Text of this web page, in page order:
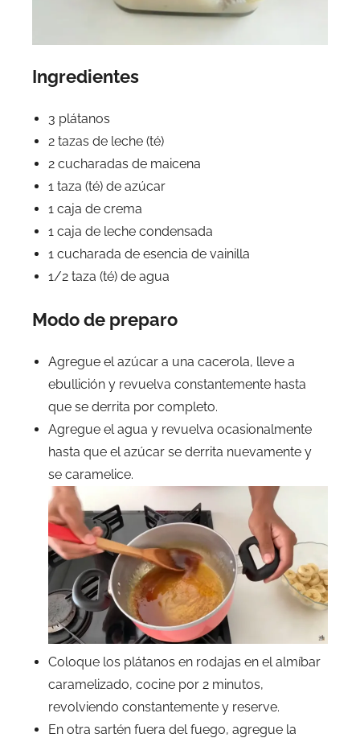
Ingredientes
3 plátanos
2 tazas de leche (té)
2 cucharadas de maicena
1 taza (té) de azúcar
1 caja de crema
1 caja de leche condensada
1 cucharada de esencia de vainilla
1/2 taza (té) de agua
Modo de preparo
Agregue el azúcar a una cacerola, lleve a
ebullición y revuelva constantemente hasta
que se derrita por completo.
Agregue el agua y revuelva ocasionalmente
hasta que el azúcar se derrita nuevamente y
se caramelice.
Coloque los plátanos en rodajas en el almíbar
caramelizado, cocine por 2 minutos,
revolviendo constantemente y reserve.
En otra sartén fuera del fuego, agregue la